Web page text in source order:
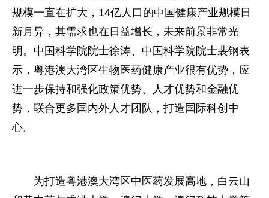
规模一直在扩大，14亿人口的中国健康产业规模日
新月异，其需求也在日益增长，未来前景非常光
明。中国科学院院士徐涛、中国科学院院士裴钢表
示，粤港澳大湾区生物医药健康产业很有优势，应
进一步保持和强化政策优势、人才优势和金融优
势，联合更多国内外人才团队，打造国际科创中
心。
为打造粤港澳大湾区中医药发展高地，白云山